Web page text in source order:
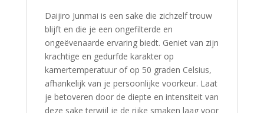
Daijiro Junmai is een sake die zichzelf trouw
blijft en die je een ongefilterde en
ongeëvenaarde ervaring biedt. Geniet van zijn
krachtige en gedurfde karakter op
kamertemperatuur of op 50 graden Celsius,
afhankelijk van je persoonlijke voorkeur. Laat
je betoveren door de diepte en intensiteit van
deze sake terwijl je de rijke smaken laag voor